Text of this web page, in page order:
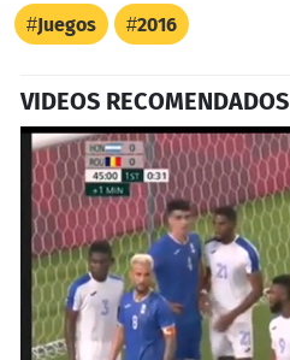
Juegos 2016
VIDEOS RECOMENDADOS